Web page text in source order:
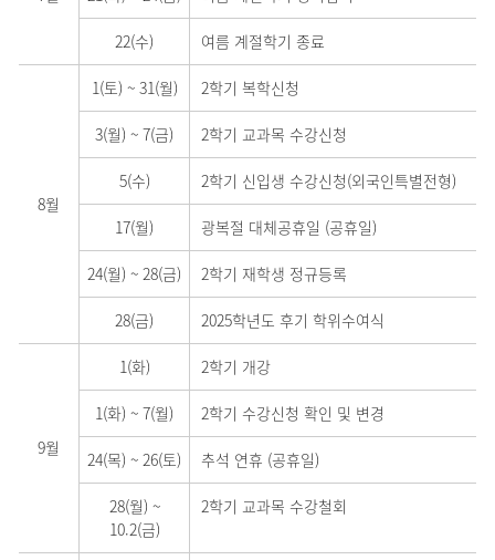
22(수) 여름 계절학기 종료
8월
1(토) ~31(월) 2학기 복학신청
3(월) ~ 7(금) 2학기 교과목 수강신청
5(수) 2학기 신입생 수강신청(외국인특별전형)
17(월) 광복절 대체공휴일 (공휴일)
24(월) ~ 28(금) 2학기 재학생 정규등록
28(금) 2025학년도 후기 학위수여식
9월
1(화) 2학기 개강
1(화) ~ 7(월) 2학기 수강신청 확인 및 변경
24(목) ~ 26(토) 추석 연휴 (공휴일)
28(월) ~
10.2(금)
2학기 교과목 수강철회